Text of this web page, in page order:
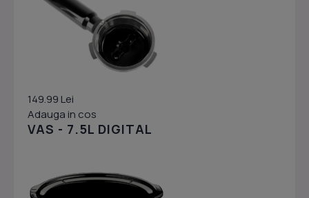
149.99 Lei
Adauga in cos
VAS - 7.5L DIGITAL